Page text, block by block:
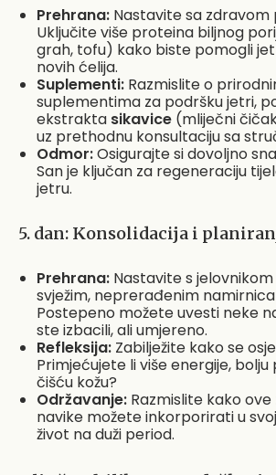
Prehrana: Nastavite sa
Uključite više proteina biljnog
grah, tofu) kako biste pomogli
novih ćelija.
Suplementi: Razmislite o
suplementima za podršku jetri,
ekstrakta sikavice (mliječni
uz prethodnu konsultaciju sa
Odmor:Osigurajte si dovoljno
San je ključan za regeneraciju
jetru.
5. dan: Konsolidacija i
Prehrana: Nastavite s
svježim, neprerađenim
Postepeno možete uvesti neke
ste izbacili, ali umjereno.
Refleksija: Zabilježite kako se
Primjećujete li više energije, bolju
čišću kožu?
Održavanje: Razmislite kako
navike možete inkorporirati u
život na duži period.